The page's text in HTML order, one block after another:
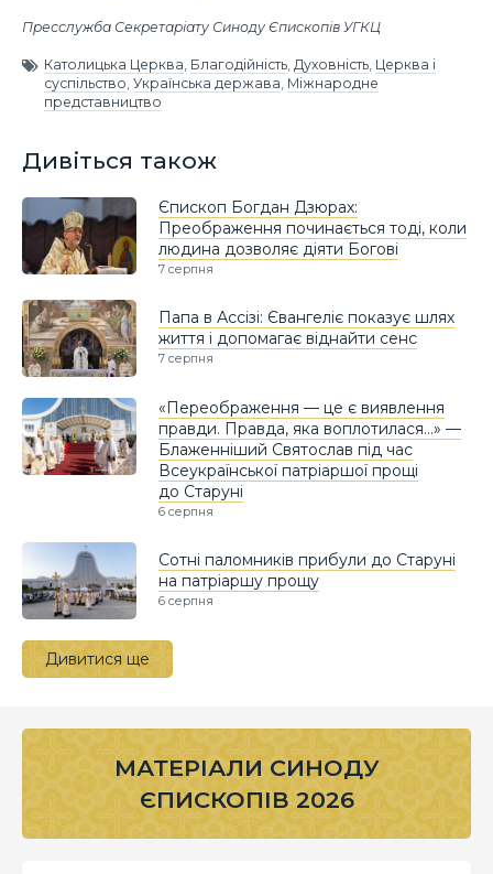
Пресслужба Секретаріату Синоду Єпископів УГКЦ
Католицька Церква, Благодійність, Духовність, Церква і
суспільство, Українська держава, Міжнародне
представництво
Дивіться також
Єпископ Богдан Дзюрах:
Преображення починається тоді, коли
людина дозволяє діяти Богові
7 серпня
Папа в Ассізі: Євангеліє показує шлях
життя і допомагає віднайти сенс
7 серпня
«Переображення — це є виявлення
правди. Правда, яка воплотилася…» —
Блаженніший Святослав під час
Всеукраїнської патріаршої прощі
до Старуні
6 серпня
Сотні паломників прибули до Старуні
на патріаршу прощу
6 серпня
Дивитися ще
МАТЕРІАЛИ СИНОДУ
ЄПИСКОПІВ 2026